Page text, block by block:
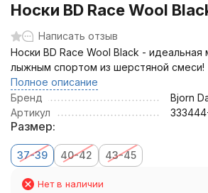
Носки BD Race Wool
Написать отзыв
Носки BD Race Wool Black - идеальная
лыжным спортом из шерстяной смеси!
Полное описание
Бренд
Bjorn
Артикул
Размер:
37-39 40-42 43-45
Нет в наличии